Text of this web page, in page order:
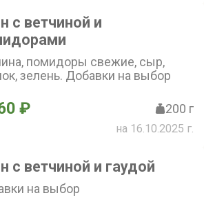
с ветчиной и
помидоры свежие, сыр,
зелень. Добавки на выбор
₽ 200 г
на 16.10.2025 г.
с ветчиной и гаудой
на выбор